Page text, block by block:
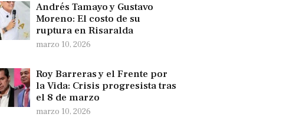
Andrés Tamayo y Gustavo
Moreno: El costo de su
ruptura en Risaralda
marzo 10, 2026
Roy Barreras y el Frente por
la Vida: Crisis progresista tras
el 8 de marzo
marzo 10, 2026